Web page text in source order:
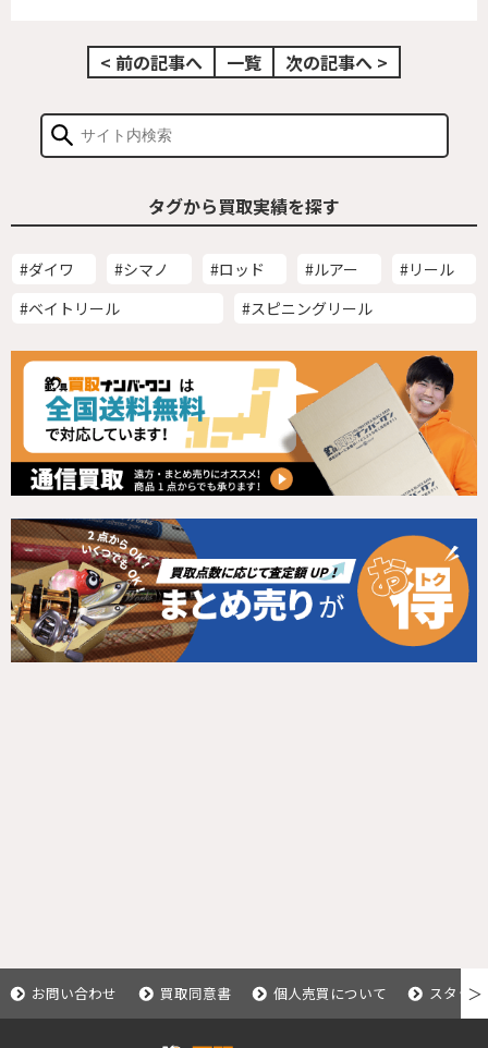
< 前の記事へ 一覧 次の記事へ >
タグから買取実績を探す
#ダイワ #シマノ #ロッド #ルアー
#リール
#ベイトリール
#スピニングリール
お問い合わせ 買取同意書 個人売買について スタッ＞